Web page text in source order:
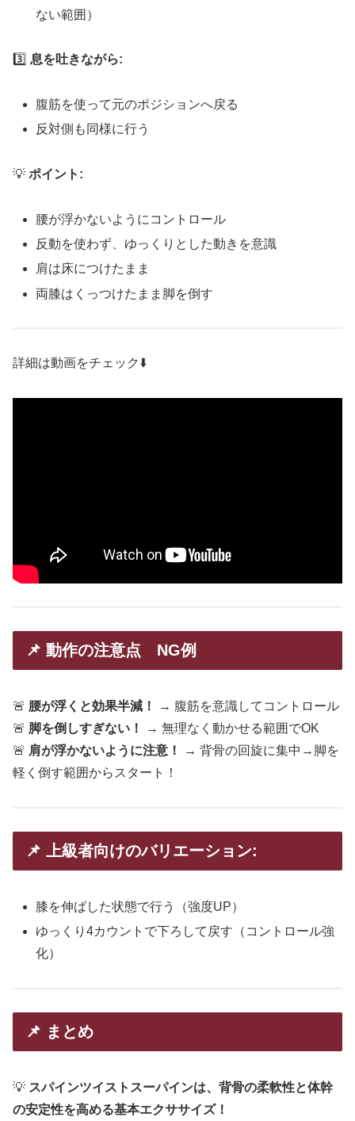
ない範囲）
3️⃣ 息を吐きながら:
腹筋を使って元のポジションへ戻る
反対側も同様に行う
💡 ポイント:
腰が浮かないようにコントロール
反動を使わず、ゆっくりとした動きを意識
肩は床につけたまま
両膝はくっつけたまま脚を倒す
詳細は動画をチェック⬇️
📌 動作の注意点 NG例
🚨 腰が浮くと効果半減！
→ 腹筋を意識してコントロール
🚨 脚を倒しすぎない！
→ 無理なく動かせる範囲でOK
🚨 肩が浮かないように注意！
→ 背骨の回旋に集中→脚を
軽く倒す範囲からスタート！
📌 上級者向けのバリエーション:
膝を伸ばした状態で行う（強度UP）
ゆっくり4カウントで下ろして戻す（コントロール強
化）
📌 まとめ
💡 スパインツイストスーパインは、背骨の柔軟性と体幹
の安定性を高める基本エクササイズ！